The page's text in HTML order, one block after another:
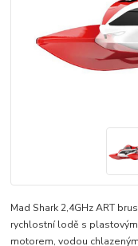
Mad Shark 2,4GHz ART
rychlostní lodě s
motorem, vodou